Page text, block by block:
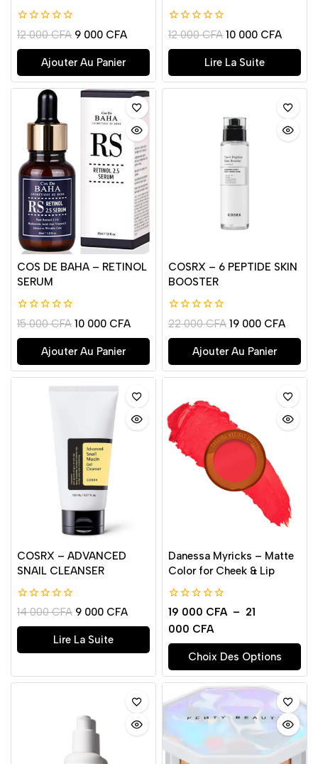
0
de
5
12 000CFA 9 000 CFA
Ajouter Au Panier
0
de
5
12 000CFA 10 000 CFA
Lire La Suite
COS DE BAHA – RETINOL
SERUM
0
de
5
15 000CFA 10 000 CFA
Ajouter Au Panier
COSRX – 6 PEPTIDE SKIN
BOOSTER
0
de
5
22 000CFA 19 000 CFA
Ajouter Au Panier
COSRX – ADVANCED
SNAIL CLEANSER
0
de
5
14 000CFA 9 000 CFA
Lire La Suite
Danessa Myricks – Matte
Color for Cheek & Lip
0
de
5
19 000 CFA – 21
000 CFA
Choix Des Options